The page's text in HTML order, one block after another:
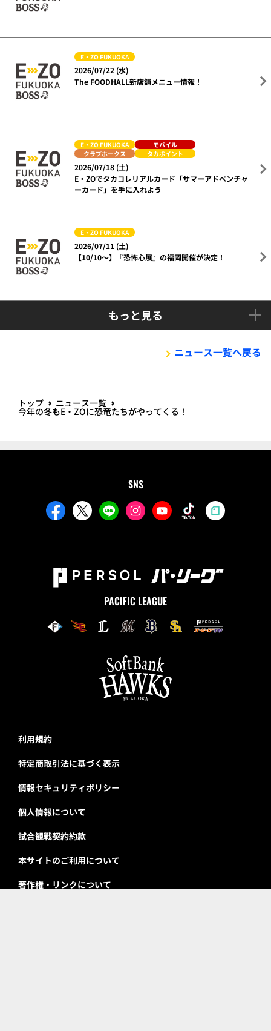
E・ZO FUKUOKA
2026/07/22 (水)
The FOODHALL新店舗メニュー情報！
E・ZO FUKUOKA
モバイル
クラブホークス
タカポイント
2026/07/18 (土)
E・ZOでタカコレリアルカード「サマーアドベンチャ
ーカード」を手に入れよう
E・ZO FUKUOKA
2026/07/11 (土)
【10/10～】『恐怖心展』の福岡開催が決定！
もっと見る
ニュース一覧へ戻る
トップ ニュース一覧
今年の冬もE・ZOに恐竜たちがやってくる！
SNS
PACIFIC LEAGUE
利用規約
特定商取引法に基づく表示
情報セキュリティポリシー
個人情報について
試合観戦契約約款
本サイトのご利用について
著作権・リンクについて